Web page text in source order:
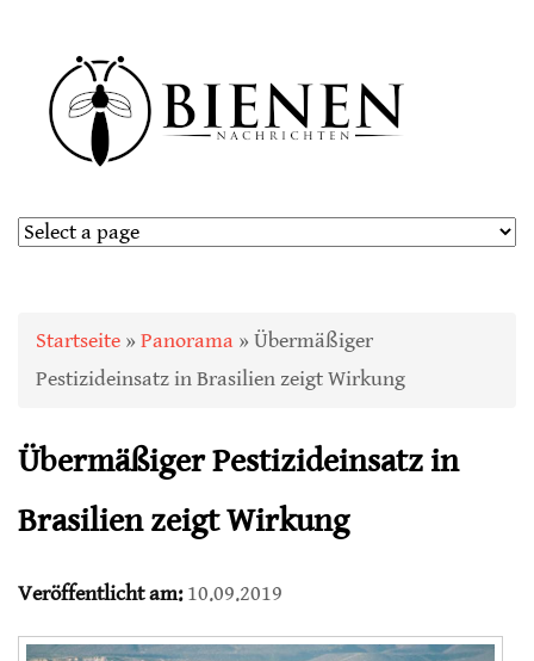
Sie sind hier
Startseite » Panorama » Übermäßiger
Pestizideinsatz in Brasilien zeigt Wirkung
Übermäßiger Pestizideinsatz in
Brasilien zeigt Wirkung
Veröffentlicht am:10.09.2019